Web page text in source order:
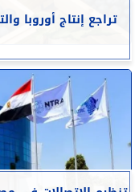
تراجع إنتاج أوروبا